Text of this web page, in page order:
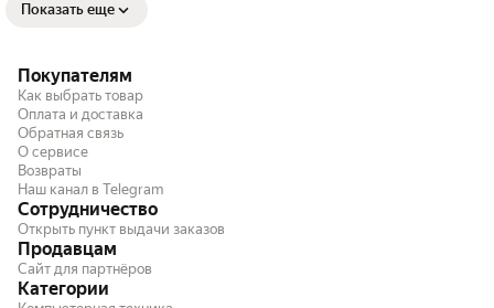
Показать еще
Покупателям
Как выбрать товар
Оплата и доставка
Обратная связь
О сервисе
Возвраты
Наш канал в Telegram
Сотрудничество
Открыть пункт выдачи заказов
Продавцам
Сайт для партнёров
Категории